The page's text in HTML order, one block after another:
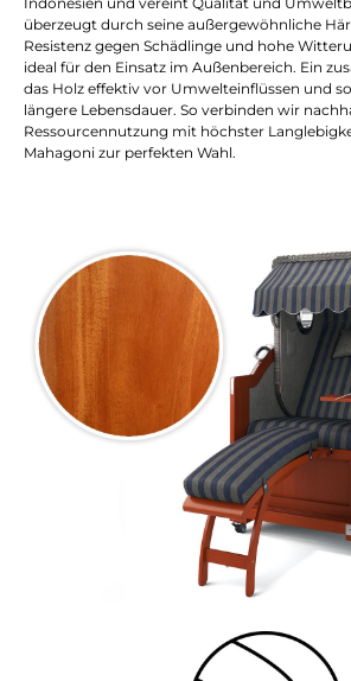
überzeugt durch seine außergewöhnliche
Resistenz gegen Schädlinge und hohe
ideal für den Einsatz im Außenbereich. Ein
das Holz effektiv vor Umwelteinflüssen und
längere Lebensdauer. So verbinden wir
Ressourcennutzung mit höchster
Mahagoni zur perfekten Wahl.